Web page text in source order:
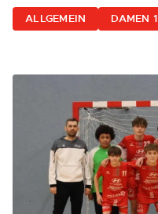
ALLGEMEIN DAMEN 1